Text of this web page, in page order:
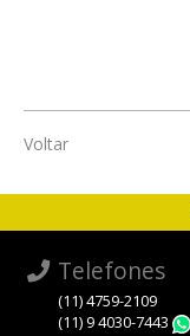
Voltar
Telefones
(11) 4759-2109
(11) 9 4030-7443